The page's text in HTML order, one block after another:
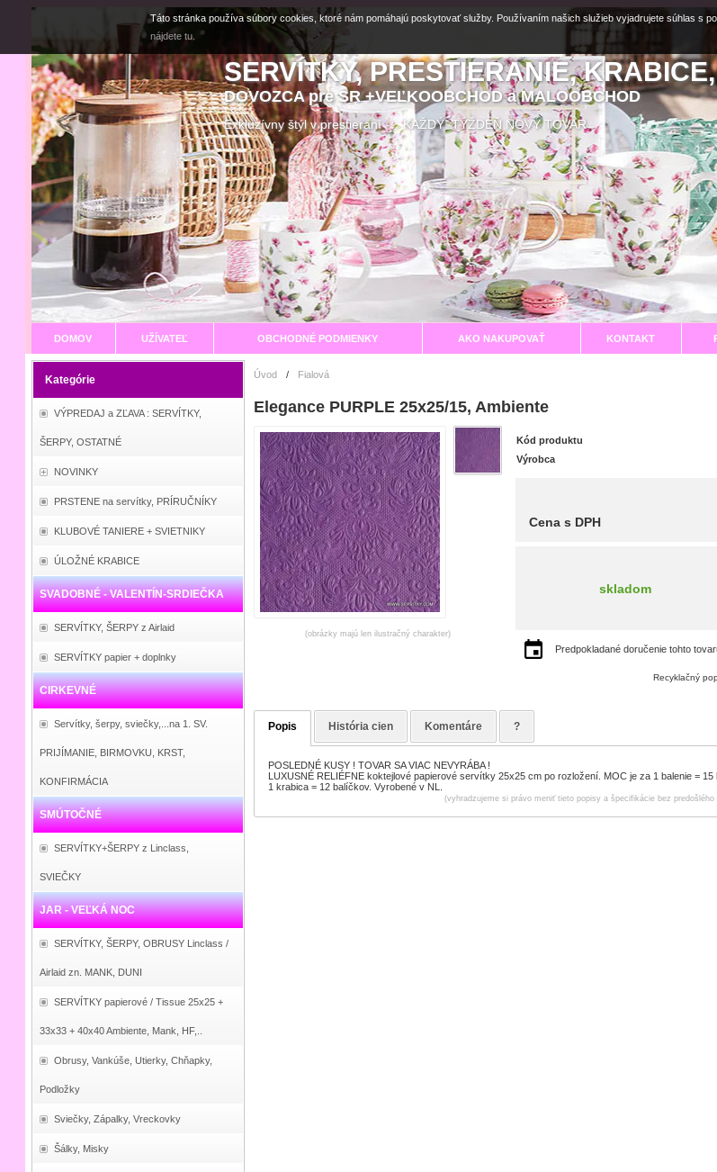
SERVÍTKY, PRESTIERANIE,
DOVOZCA pre SR +VEĽKOOBCHOD a MALOOBCHOD
Exkluzívny štýl v prestieraní KAŽDÝ TÝŽDEŇ NOVÝ TOVAR
DOMOV UŽÍVATEĽ OBCHODNÉ PODMIENKY AKO NAKUPOVAŤ KONTAKT
Kategórie
VÝPREDAJ a ZĽAVA : SERVÍTKY,
ŠERPY, OSTATNÉ
NOVINKY
PRSTENE na servítky, PRÍRUČNÍKY
KLUBOVÉ TANIERE + SVIETNIKY
ÚLOŽNÉ KRABICE
SVADOBNÉ - VALENTÍN-SRDIEČKA
SERVÍTKY, ŠERPY z Airlaid
SERVÍTKY papier + doplnky
CIRKEVNÉ
Servítky, šerpy, sviečky,...na 1. SV.
PRIJÍMANIE, BIRMOVKU, KRST,
KONFIRMÁCIA
SMÚTOČNÉ
SERVÍTKY+ŠERPY z Linclass,
SVIEČKY
JAR - VEĽKÁ NOC
SERVÍTKY, ŠERPY, OBRUSY Linclass /
Airlaid zn. MANK, DUNI
SERVÍTKY papierové / Tissue 25x25 +
33x33 + 40x40 Ambiente, Mank, HF,..
Obrusy, Vankúše, Utierky, Chňapky,
Podložky
Sviečky, Zápalky, Vreckovky
Šálky, Misky
Úvod / Fialová
Elegance PURPLE 25x25/15, Ambiente
(obrázky majú len ilustračný charakter)
Kód produktu
Výrobca
Cena s DPH
skladom
Predpokladané doručenie tohto
Recyklačný
Popis História cien Komentáre ?
POSLEDNÉ KUSY ! TOVAR SA VIAC NEVYRÁBA !
LUXUSNÉ RELIÉFNE koktejlové papierové servítky 25x25 cm po rozložení. MOC je za 1 balenie = 15
1 krabica = 12 balíčkov. Vyrobené v NL.
(vyhradzujeme si právo meniť tieto popisy a špecifikácie bez predošlého
Táto stránka používa súbory cookies, ktoré nám pomáhajú poskytovať služby. Používaním našich služieb vyjadrujete súhlas s
nájdete tu.